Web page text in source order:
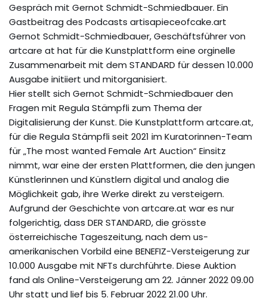
Gespräch mit Gernot Schmidt-Schmiedbauer. Ein
Gastbeitrag des Podcasts artisapieceofcake.art
Gernot Schmidt-Schmiedbauer, Geschäftsführer von
artcare at hat für die Kunstplattform eine orginelle
Zusammenarbeit mit dem STANDARD für dessen 10.000
Ausgabe initiiert und mitorganisiert.
Hier stellt sich Gernot Schmidt-Schmiedbauer den
Fragen mit Regula Stämpfli zum Thema der
Digitalisierung der Kunst. Die Kunstplattform artcare.at,
für die Regula Stämpfli seit 2021 im Kuratorinnen-Team
für „The most wanted Female Art Auction“ Einsitz
nimmt, war eine der ersten Plattformen, die den jungen
Künstlerinnen und Künstlern digital und analog die
Möglichkeit gab, ihre Werke direkt zu versteigern.
Aufgrund der Geschichte von artcare.at war es nur
folgerichtig, dass DER STANDARD, die grösste
österreichische Tageszeitung, nach dem us-
amerikanischen Vorbild eine BENEFIZ-Versteigerung zur
10.000 Ausgabe mit NFTs durchführte. Diese Auktion
fand als Online-Versteigerung am 22. Jänner 2022 09.00
Uhr statt und lief bis 5. Februar 2022 21.00 Uhr.